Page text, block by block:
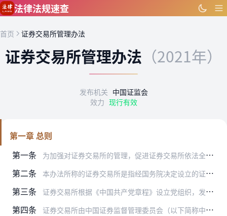
跳到主要内容
法律法规速查
首页 证券交易所管理办法
证券交易所管理办法 （2021年）
发布机关 中国证监会
效力 现行有效
第一章 总则
第一条
为加强对证券交易所的管理，促进证券交易所依法全面履行一线监管职能和服务职能，维护证券市场的正常秩序，保护投资者的合法权益，促进证券市场的健康稳定发展，根据《中华…
第二条 本办法所称的证券交易所是指经国务院决定设立的证券交易所。
第三条 证券交易所根据《中国共产党章程》设立党组织，发挥领导作用，把方向、管大局、保落实，依照规定讨论和决定交易所重大事项，保证监督党和国家的方针、政策在交易所得到全面…
第四条 证券交易所由中国证券监督管理委员会（以下简称中国证监会）监督管理。